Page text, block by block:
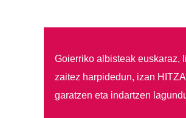
Goierriko albisteak euskaraz,
zaitez harpidedun, izan
garatzen eta indartzen